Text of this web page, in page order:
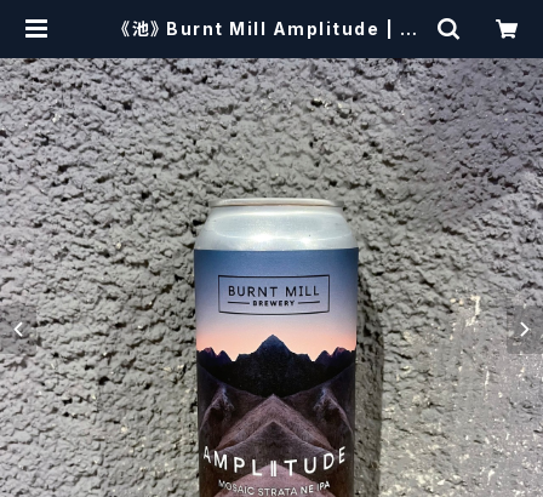
《池》 Burnt Mill Amplitude | cr